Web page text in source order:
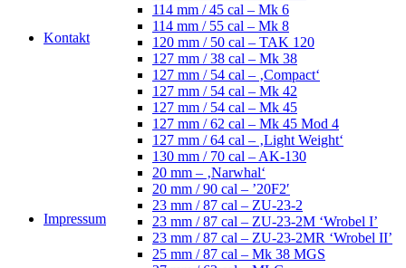
Kontakt
Impressum
114 mm / 45 cal – Mk 6
114 mm / 55 cal – Mk 8
120 mm / 50 cal – TAK 120
127 mm / 38 cal – Mk 38
127 mm / 54 cal – ‚Compact‘
127 mm / 54 cal – Mk 42
127 mm / 54 cal – Mk 45
127 mm / 62 cal – Mk 45 Mod 4
127 mm / 64 cal – ‚Light Weight‘
130 mm / 70 cal – AK-130
20 mm – ‚Narwhal‘
20 mm / 90 cal – ’20F2′
23 mm / 87 cal – ZU-23-2
23 mm / 87 cal – ZU-23-2M ‘Wrobel I’
23 mm / 87 cal – ZU-23-2MR ‘Wrobel II’
25 mm / 87 cal – Mk 38 MGS